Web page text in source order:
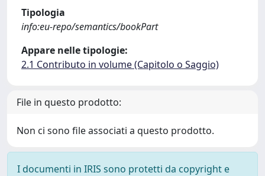
Tipologia
info:eu-repo/semantics/bookPart
Appare nelle tipologie:
2.1 Contributo in volume (Capitolo o Saggio)
File in questo prodotto:
Non ci sono file associati a questo prodotto.
I documenti in IRIS sono protetti da copyright e